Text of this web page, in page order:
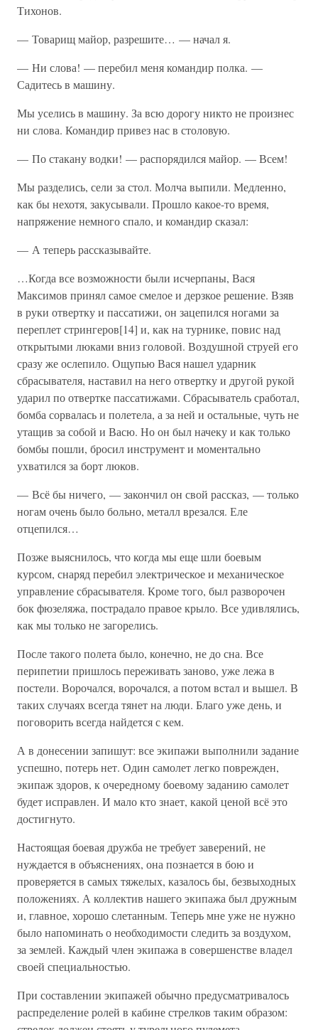
Тихонов.
— Товарищ майор, разрешите… — начал я.
— Ни слова! — перебил меня командир полка. —
Садитесь в машину.
Мы уселись в машину. За всю дорогу никто не произнес
ни слова. Командир привез нас в столовую.
— По стакану водки! — распорядился майор. — Всем!
Мы разделись, сели за стол. Молча выпили. Медленно,
как бы нехотя, закусывали. Прошло какое-то время,
напряжение немного спало, и командир сказал:
— А теперь рассказывайте.
…Когда все возможности были исчерпаны, Вася
Максимов принял самое смелое и дерзкое решение. Взяв
в руки отвертку и пассатижи, он зацепился ногами за
переплет стрингеров[14] и, как на турнике, повис над
открытыми люками вниз головой. Воздушной струей его
сразу же ослепило. Ощупью Вася нашел ударник
сбрасывателя, наставил на него отвертку и другой рукой
ударил по отвертке пассатижами. Сбрасыватель сработал,
бомба сорвалась и полетела, а за ней и остальные, чуть не
утащив за собой и Васю. Но он был начеку и как только
бомбы пошли, бросил инструмент и моментально
ухватился за борт люков.
— Всё бы ничего, — закончил он свой рассказ, — только
ногам очень было больно, металл врезался. Еле
отцепился…
Позже выяснилось, что когда мы еще шли боевым
курсом, снаряд перебил электрическое и механическое
управление сбрасывателя. Кроме того, был разворочен
бок фюзеляжа, пострадало правое крыло. Все удивлялись,
как мы только не загорелись.
После такого полета было, конечно, не до сна. Все
перипетии пришлось переживать заново, уже лежа в
постели. Ворочался, ворочался, а потом встал и вышел. В
таких случаях всегда тянет на люди. Благо уже день, и
поговорить всегда найдется с кем.
А в донесении запишут: все экипажи выполнили задание
успешно, потерь нет. Один самолет легко поврежден,
экипаж здоров, к очередному боевому заданию самолет
будет исправлен. И мало кто знает, какой ценой всё это
достигнуто.
Настоящая боевая дружба не требует заверений, не
нуждается в объяснениях, она познается в бою и
проверяется в самых тяжелых, казалось бы, безвыходных
положениях. А коллектив нашего экипажа был дружным
и, главное, хорошо слетанным. Теперь мне уже не нужно
было напоминать о необходимости следить за воздухом,
за землей. Каждый член экипажа в совершенстве владел
своей специальностью.
При составлении экипажей обычно предусматривалось
распределение ролей в кабине стрелков таким образом: